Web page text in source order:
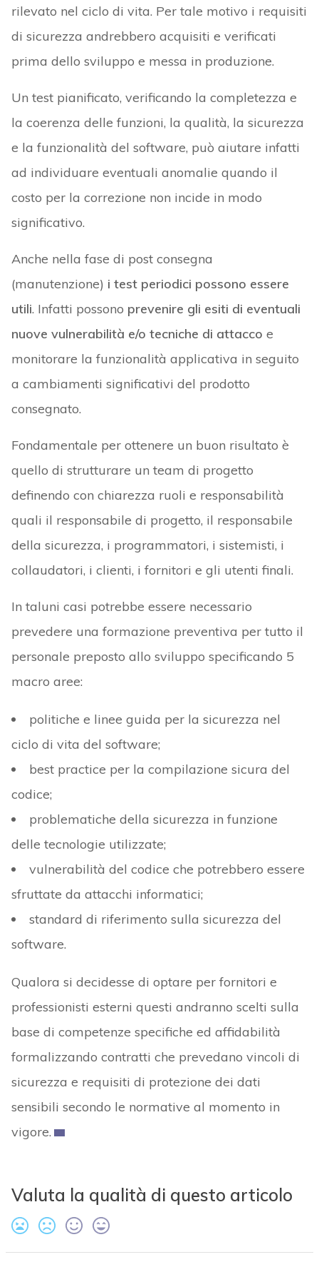
rilevato nel ciclo di vita. Per tale motivo i requisiti
di sicurezza andrebbero acquisiti e verificati
prima dello sviluppo e messa in produzione.
Un test pianificato, verificando la completezza e
la coerenza delle funzioni, la qualità, la sicurezza
e la funzionalità del software, può aiutare infatti
ad individuare eventuali anomalie quando il
costo per la correzione non incide in modo
significativo.
Anche nella fase di post consegna
(manutenzione) i test periodici possono essere
utili. Infatti possono prevenire gli esiti di eventuali
nuove vulnerabilità e/o tecniche di attacco e
monitorare la funzionalità applicativa in seguito
a cambiamenti significativi del prodotto
consegnato.
Fondamentale per ottenere un buon risultato è
quello di strutturare un team di progetto
definendo con chiarezza ruoli e responsabilità
quali il responsabile di progetto, il responsabile
della sicurezza, i programmatori, i sistemisti, i
collaudatori, i clienti, i fornitori e gli utenti finali.
In taluni casi potrebbe essere necessario
prevedere una formazione preventiva per tutto il
personale preposto allo sviluppo specificando 5
macro aree:
politiche e linee guida per la sicurezza nel
ciclo di vita del software;
best practice per la compilazione sicura del
codice;
problematiche della sicurezza in funzione
delle tecnologie utilizzate;
vulnerabilità del codice che potrebbero essere
sfruttate da attacchi informatici;
standard di riferimento sulla sicurezza del
software.
Qualora si decidesse di optare per fornitori e
professionisti esterni questi andranno scelti sulla
base di competenze specifiche ed affidabilità
formalizzando contratti che prevedano vincoli di
sicurezza e requisiti di protezione dei dati
sensibili secondo le normative al momento in
vigore.
Valuta la qualità di questo articolo